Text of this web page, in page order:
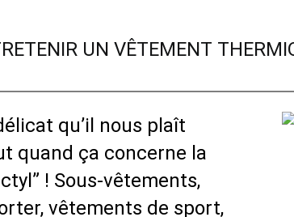
UN VÊTEMENT
qu’il nous plaît
quand ça concerne la
! Sous-vêtements,
vêtements de sport,